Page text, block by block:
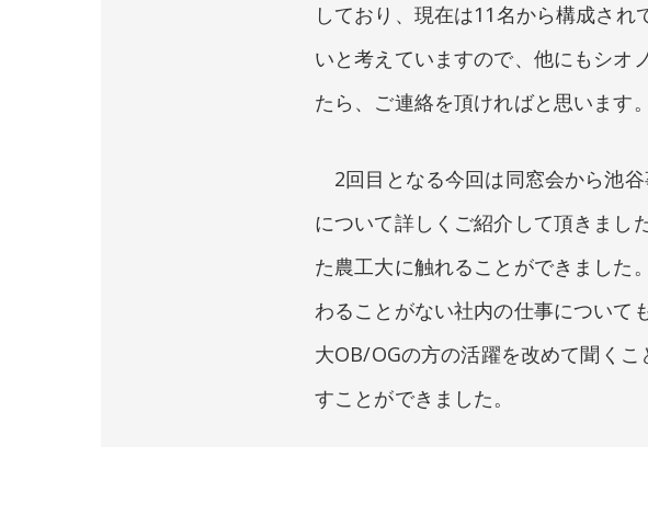
しており、現在は11名から構成さ
いと考えていますので、他にもシオ
たら、ご連絡を頂ければと思います。
2回目となる今回は同窓会から池
について詳しくご紹介して頂きまし
た農工大に触れることができました
わることがない社内の仕事について
大OB/OGの方の活躍を改めて聞く
すことができました。